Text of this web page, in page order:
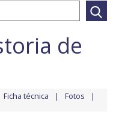
de
Ficha técnica Fotos